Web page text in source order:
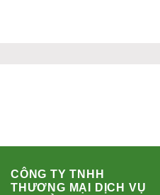
CÔNG TY TNHH
THƯƠNG MẠI DỊCH VỤ